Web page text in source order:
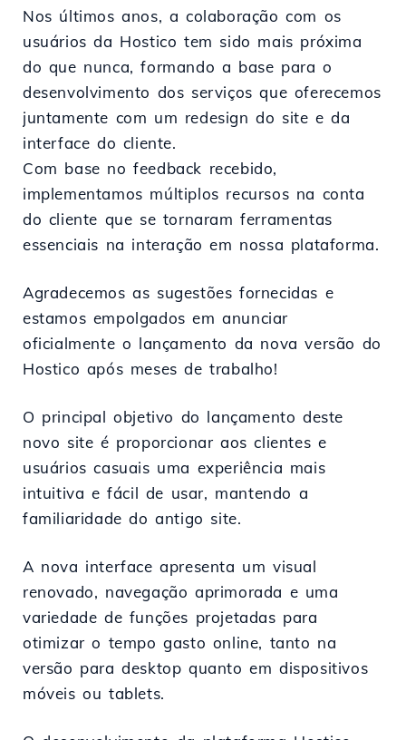
Nos últimos anos, a colaboração com os
usuários da Hostico tem sido mais próxima
do que nunca, formando a base para o
desenvolvimento dos serviços que oferecemos
juntamente com um redesign do site e da
interface do cliente.
Com base no feedback recebido,
implementamos múltiplos recursos na conta
do cliente que se tornaram ferramentas
essenciais na interação em nossa plataforma.
Agradecemos as sugestões fornecidas e
estamos empolgados em anunciar
oficialmente o lançamento da nova versão do
Hostico após meses de trabalho!
O principal objetivo do lançamento deste
novo site é proporcionar aos clientes e
usuários casuais uma experiência mais
intuitiva e fácil de usar, mantendo a
familiaridade do antigo site.
A nova interface apresenta um visual
renovado, navegação aprimorada e uma
variedade de funções projetadas para
otimizar o tempo gasto online, tanto na
versão para desktop quanto em dispositivos
móveis ou tablets.